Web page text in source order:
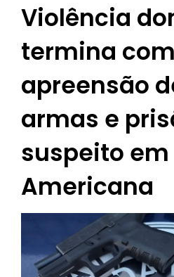
Violência
termina com
apreensão
armas e
suspeito em
Americana